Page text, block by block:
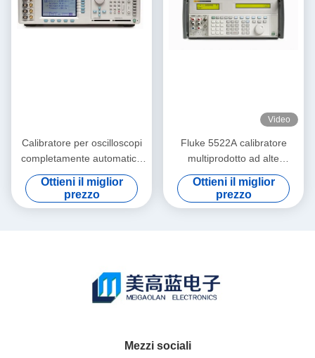
Calibratore per oscilloscopi
completamente automatico
Fluke 9500B con segnali di
ampiezza 3200 MHz in
condizioni usate
Ottieni il miglior
prezzo
Video
Fluke 5522A calibratore
multiprodotto ad alte
prestazioni con ampia
copertura del carico di lavoro
e design trasportabile
Ottieni il miglior
prezzo
Mezzi sociali